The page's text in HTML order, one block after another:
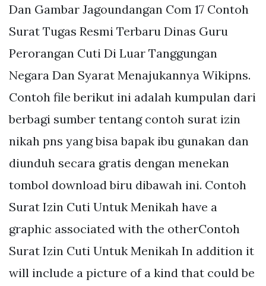
Dan Gambar Jagoundangan Com 17 Contoh
Surat Tugas Resmi Terbaru Dinas Guru
Perorangan Cuti Di Luar Tanggungan
Negara Dan Syarat Menajukannya Wikipns.
Contoh file berikut ini adalah kumpulan dari
berbagi sumber tentang contoh surat izin
nikah pns yang bisa bapak ibu gunakan dan
diunduh secara gratis dengan menekan
tombol download biru dibawah ini. Contoh
Surat Izin Cuti Untuk Menikah have a
graphic associated with the otherContoh
Surat Izin Cuti Untuk Menikah In addition it
will include a picture of a kind that could be